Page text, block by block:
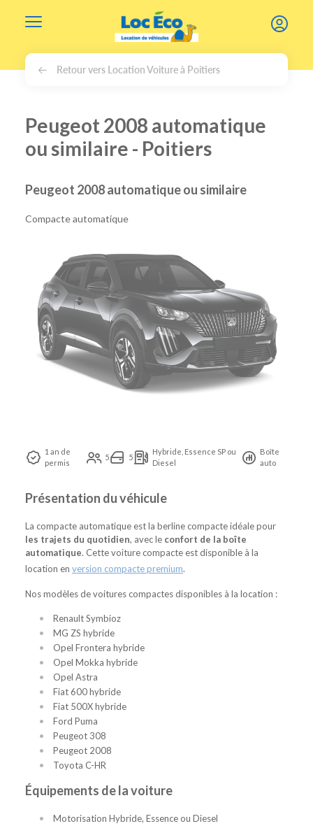
Retour vers Location Voiture à Poitiers
Peugeot 2008 automatique
ou similaire - Poitiers
Peugeot 2008 automatique ou similaire
Compacte automatique
1 an de
permis
5 5
Hybride, Essence SP ou
Diesel
Boîte
auto
Présentation du véhicule
La compacte automatique est la berline compacte idéale pour
les trajets du quotidien, avec le confort de la boîte
automatique. Cette voiture compacte est disponible à la
location en version compacte premium.
Nos modèles de voitures compactes disponibles à la location :
Renault Symbioz
MG ZS hybride
Opel Frontera hybride
Opel Mokka hybride
Opel Astra
Fiat 600 hybride
Fiat 500X hybride
Ford Puma
Peugeot 308
Peugeot 2008
Toyota C-HR
Équipements de la voiture
Motorisation Hybride, Essence ou Diesel